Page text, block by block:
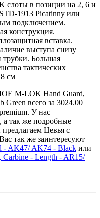
слоты в позиции на 2, 6 и
1913 Picatinny или
подключением.
конструкция.
вставка.
выступа снизу
трубки. Большая
тактических
см
M-LOK Hand Guard,
всего за 3024.00
У нас
а так же подробные
Цевья с
так же заинтересуют
- AK47/ AK74 - Black или
- Length - AR15/